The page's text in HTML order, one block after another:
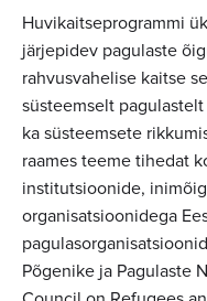
Huvikaitseprogrammi
järjepidev pagulaste
rahvusvahelise kaitse
süsteemselt
ka süsteemsete
raames teeme tihedat
institutsioonide,
organisatsioonidega
Põgenike ja Pagulaste